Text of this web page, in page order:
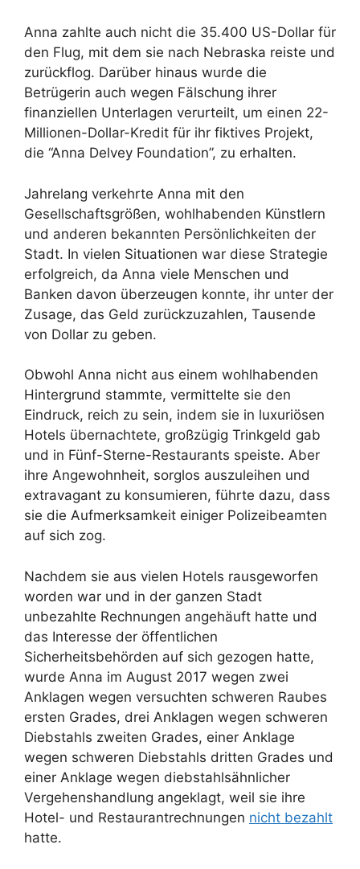
Anna zahlte auch nicht die 35.400 US-Dollar für
den Flug, mit dem sie nach Nebraska reiste und
zurückflog. Darüber hinaus wurde die
Betrügerin auch wegen Fälschung ihrer
finanziellen Unterlagen verurteilt, um einen 22-
Millionen-Dollar-Kredit für ihr fiktives Projekt,
die “Anna Delvey Foundation”, zu erhalten.
Jahrelang verkehrte Anna mit den
Gesellschaftsgrößen, wohlhabenden Künstlern
und anderen bekannten Persönlichkeiten der
Stadt. In vielen Situationen war diese Strategie
erfolgreich, da Anna viele Menschen und
Banken davon überzeugen konnte, ihr unter der
Zusage, das Geld zurückzuzahlen, Tausende
von Dollar zu geben.
Obwohl Anna nicht aus einem wohlhabenden
Hintergrund stammte, vermittelte sie den
Eindruck, reich zu sein, indem sie in luxuriösen
Hotels übernachtete, großzügig Trinkgeld gab
und in Fünf-Sterne-Restaurants speiste. Aber
ihre Angewohnheit, sorglos auszuleihen und
extravagant zu konsumieren, führte dazu, dass
sie die Aufmerksamkeit einiger Polizeibeamten
auf sich zog.
Nachdem sie aus vielen Hotels rausgeworfen
worden war und in der ganzen Stadt
unbezahlte Rechnungen angehäuft hatte und
das Interesse der öffentlichen
Sicherheitsbehörden auf sich gezogen hatte,
wurde Anna im August 2017 wegen zwei
Anklagen wegen versuchten schweren Raubes
ersten Grades, drei Anklagen wegen schweren
Diebstahls zweiten Grades, einer Anklage
wegen schweren Diebstahls dritten Grades und
einer Anklage wegen diebstahlsähnlicher
Vergehenshandlung angeklagt, weil sie ihre
Hotel- und Restaurantrechnungen nicht bezahlt
hatte.